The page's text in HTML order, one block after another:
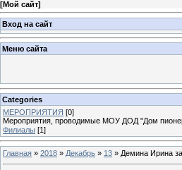
[Мой сайт]
Вход на сайт
Меню сайта
Categories
МЕРОПРИЯТИЯ [0]
Мероприятия, проводимые МОУ ДОД "Дом
Филиалы [1]
Главная » 2018 » Декабрь » 13 » Демина Ирина